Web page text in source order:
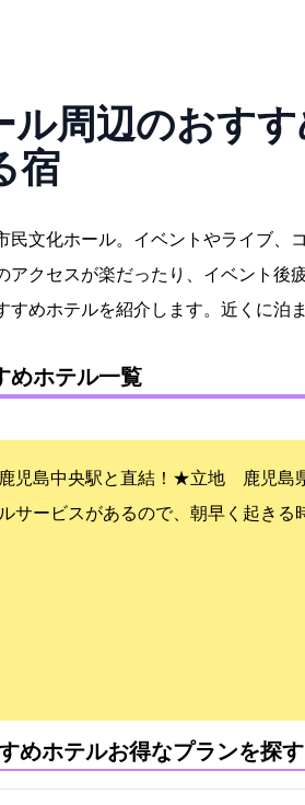
周辺のおすす
宿
民文化ホール。イベントやライブ、
クセスが楽だったり、イベント後
めホテルを紹介します。近くに泊
めホテル一覧
児島中央駅と直結！★立地 鹿児島県
サービスがあるので、朝早く起きる
めホテル:お得なプランを探す